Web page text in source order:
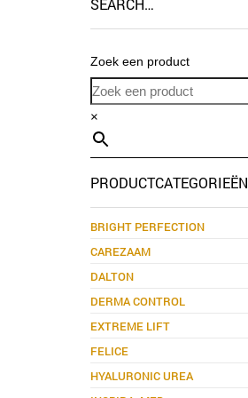
SEARCH…
Zoek een product
×
PRODUCTCATEGORIEËN
BRIGHT PERFECTION
CAREZAAM
DALTON
DERMA CONTROL
EXTREME LIFT
FELICE
HYALURONIC UREA